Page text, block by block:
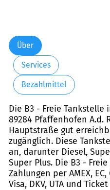
Über
Services
Bezahlmittel
Die B3 - Freie Tankstelle
89284 Pfaffenhofen A.d.
Hauptstraße gut
zugänglich. Diese
an, darunter Diesel,
Super Plus. Die B3 -
Zahlungen per AMEX,
Visa, DKV, UTA und